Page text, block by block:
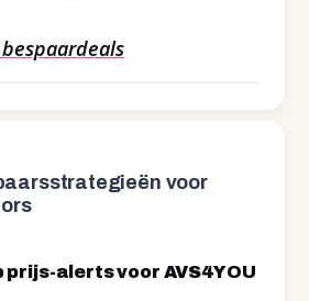
voor
prijs-alerts voor AVS4YOU